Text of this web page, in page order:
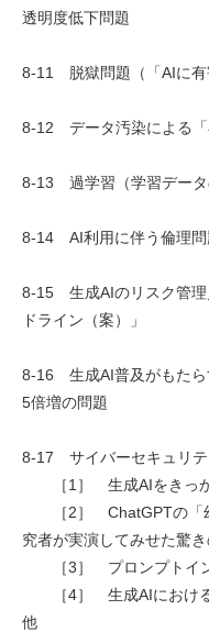
透明度低下問題
8-11 脱獄問題（「AIに有
8-12 データ汚染による「
8-13 過学習（学習データ
8-14 AI利用に伴う倫理問
8-15 生成AIのリスク管
ドライン（案）」
8-16 生成AI普及がもたら
5倍増の問題
8-17 サイバーセキュリテ
［1］ 生成AIをきっか
［2］ ChatGPTの「幻
究者が実演してみせた驚き
［3］ プロンプトイン
［4］ 生成AIにおける
他